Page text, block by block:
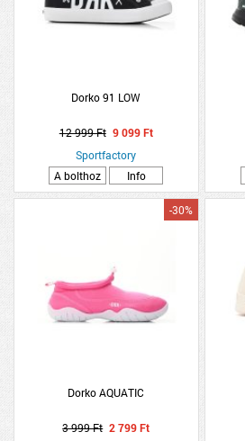
Dorko 91 LOW
12 999 Ft 9 099 Ft
Sportfactory
A bolthoz
Info
Dorko AQUATIC
-30%
3 999 Ft 2 799 Ft